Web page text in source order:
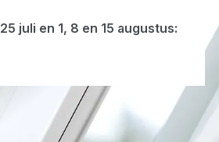
25 juli en 1, 8 en 15 augustus: